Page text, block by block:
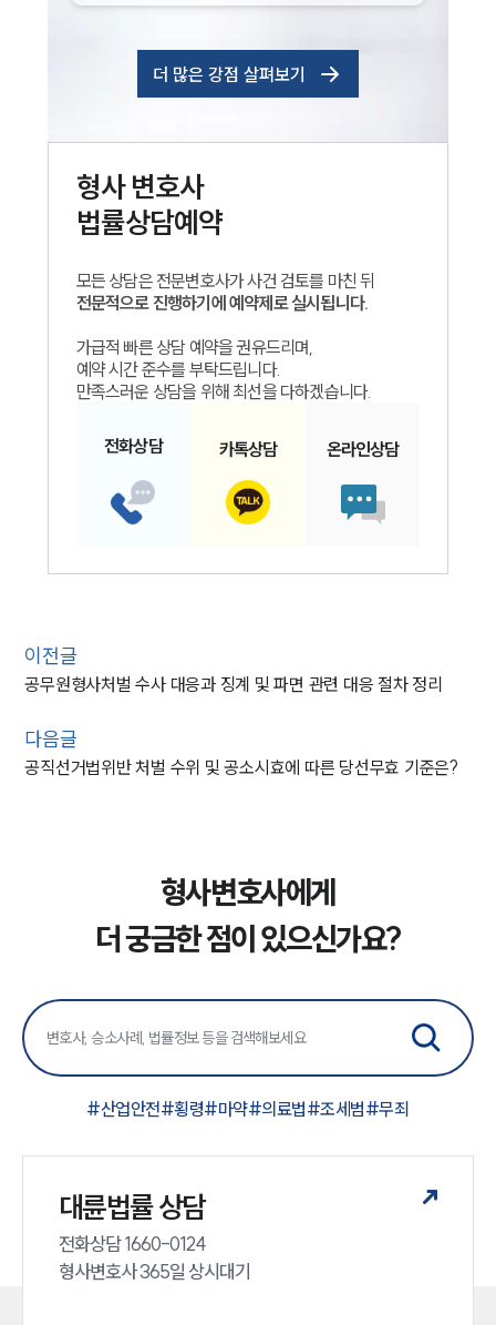
더 많은 강점 살펴보기
형사변호사
법률상담예약
모든 상담은 전문변호사가 사건 검토를 마친 뒤
전문적으로 진행하기에 예약제로 실시됩니다.
가급적 빠른 상담 예약을 권유드리며,
예약 시간 준수를 부탁드립니다.
만족스러운 상담을 위해 최선을 다하겠습니다.
전화상담 카톡상담 온라인상담
이전글
공무원형사처벌 수사 대응과 징계 및 파면 관련 대응 절차 정리
다음글
공직선거법위반 처벌 수위 및 공소시효에 따른 당선무효 기준은?
형사변호사에게
더 궁금한 점이 있으신가요?
#산업안전#횡령#마약#의료법#조세범#무죄
대륜법률 상담
전화상담 1660-0124
형사변호사 365일 상시대기